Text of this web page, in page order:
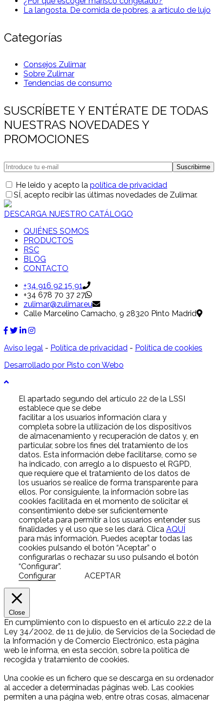
La langosta. De comida de pobres, a artículo de lujo
Categorías
Consejos Zulimar
Sobre Zulimar
Tendencias de consumo
SUSCRÍBETE Y ENTÉRATE DE TODAS
NUESTRAS NOVEDADES Y
PROMOCIONES
He leido y acepto la política de privacidad
SÍ , acepto recibir las últimas novedades de Zulimar.
DESCARGA NUESTRO CATÁLOGO
QUIÉNES SOMOS
PRODUCTOS
RSC
BLOG
CONTACTO
+34 916 92 15 91
+34 678 70 37 27
zulimar@zulimar.eu
Calle Marcelino Camacho, 9 28320 Pinto Madrid
Aviso legal - Política de privacidad - Política de cookies
Desarrollado por Pisto con Webo
El apartado segundo del artículo 22 de la LSSI
establece que se debe
facilitar a los usuarios información clara y
completa sobre la utilización de los dispositivos
de almacenamiento y recuperación de datos y, en
particular, sobre los fines del tratamiento de los
datos. Esta información debe facilitarse, como se
ha indicado, con arreglo a lo dispuesto el RGPD,
que requiere que el tratamiento de los datos de
los usuarios se realice de forma transparente para
ellos. Por consiguiente, la información sobre las
cookies facilitada en el momento de solicitar el
consentimiento debe ser suficientemente
completa para permitir a los usuarios entender sus
finalidades y el uso que se les dará. Clica AQUÍ
para más información. Puedes aceptar todas las
cookies pulsando el botón “Aceptar” o
configurarlas o rechazar su uso pulsando el botón
“Configurar”.
Configurar
ACEPTAR
Close
En cumplimiento con lo dispuesto en el artículo 22.2 de la
Ley 34/2002, de 11 de julio, de Servicios de la Sociedad de
la Información y de Comercio Electrónico, esta página
web le informa, en esta sección, sobre la política de
recogida y tratamiento de cookies.
Una cookie es un fichero que se descarga en su ordenador
al acceder a determinadas páginas web. Las cookies
permiten a una página web, entre otras cosas, almacenar